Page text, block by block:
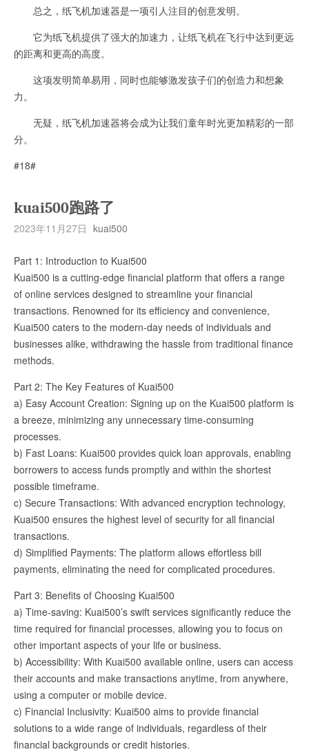
总之，纸飞机加速器是一项引人注目的创意发明。
它为纸飞机提供了强大的加速力，让纸飞机在飞行中达到更远
的距离和更高的高度。
这项发明简单易用，同时也能够激发孩子们的创造力和想象
力。
无疑，纸飞机加速器将会成为让我们童年时光更加精彩的一部
分。
#18#
kuai500跑路了
2023年11月27日 kuai500
Part 1: Introduction to Kuai500
Kuai500 is a cutting-edge financial platform that offers a range
of online services designed to streamline your financial
transactions. Renowned for its efficiency and convenience,
Kuai500 caters to the modern-day needs of individuals and
businesses alike, withdrawing the hassle from traditional finance
methods.
Part 2: The Key Features of Kuai500
a) Easy Account Creation: Signing up on the Kuai500 platform is
a breeze, minimizing any unnecessary time-consuming
processes.
b) Fast Loans: Kuai500 provides quick loan approvals, enabling
borrowers to access funds promptly and within the shortest
possible timeframe.
c) Secure Transactions: With advanced encryption technology,
Kuai500 ensures the highest level of security for all financial
transactions.
d) Simplified Payments: The platform allows effortless bill
payments, eliminating the need for complicated procedures.
Part 3: Benefits of Choosing Kuai500
a) Time-saving: Kuai500’s swift services significantly reduce the
time required for financial processes, allowing you to focus on
other important aspects of your life or business.
b) Accessibility: With Kuai500 available online, users can access
their accounts and make transactions anytime, from anywhere,
using a computer or mobile device.
c) Financial Inclusivity: Kuai500 aims to provide financial
solutions to a wide range of individuals, regardless of their
financial backgrounds or credit histories.